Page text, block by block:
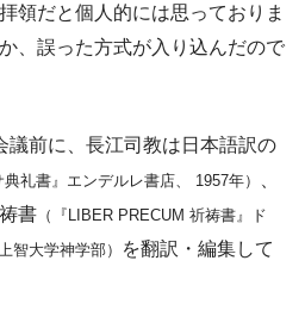
領だと個人的には思っておりま
、誤った方式が入り込んだので
前に、長江司教は日本語訳の
典礼書』エンデルレ書店、 1957年）
書 （『LIBER PRECUM 祈祷書』ド
智大学神学部）
を翻訳・編集して